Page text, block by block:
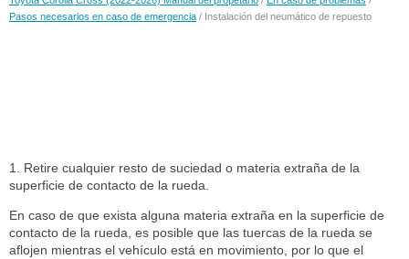
Pasos necesarios en caso de emergencia / Instalación del neumático de repuesto
1. Retire cualquier resto de suciedad o materia extraña de la
superficie de contacto de la rueda.
En caso de que exista alguna materia extraña en la superficie de
contacto de la rueda, es posible que las tuercas de la rueda se
aflojen mientras el vehículo está en movimiento, por lo que el